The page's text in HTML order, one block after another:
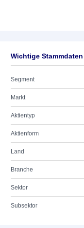
Wichtige Stammdaten
Segment
Markt
Aktientyp
Aktienform
Land
Branche
Sektor
Subsektor